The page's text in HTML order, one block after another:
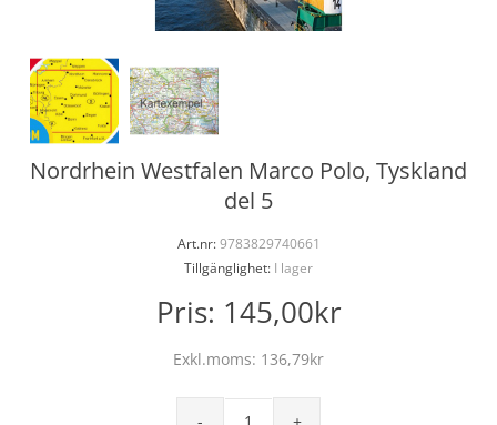
Nordrhein Westfalen Marco Polo, Tyskland
del 5
Art.nr:9783829740661
Tillgänglighet: I lager
Pris: 145,00kr
Exkl.moms: 136,79kr